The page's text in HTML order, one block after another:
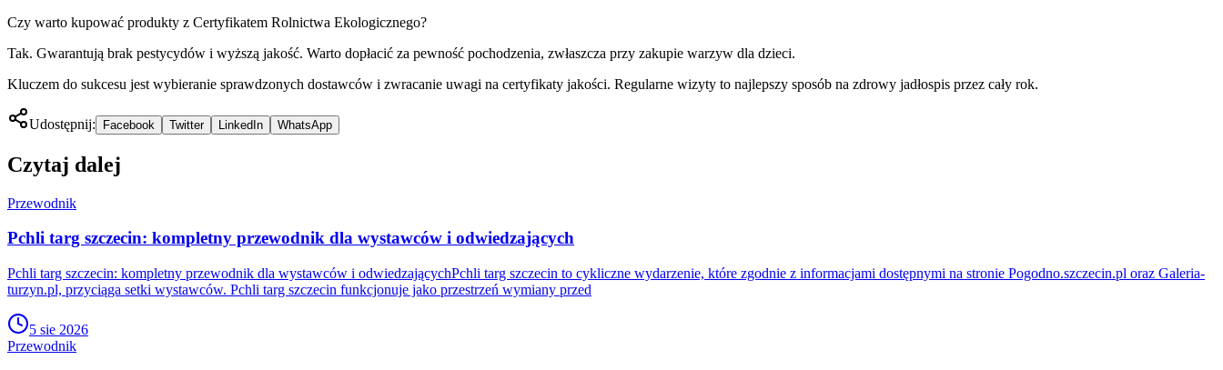
Czy warto kupować produkty z Certyfikatem Rolnictwa Ekologicznego?
Tak. Gwarantują brak pestycydów i wyższą jakość. Warto dopłacić za pewność pochodzenia, zwłaszcza przy zakupie warzyw dla dzieci.
Kluczem do sukcesu jest wybieranie sprawdzonych dostawców i zwracanie uwagi na certyfikaty jakości. Regularne wizyty to najlepszy sposób na zdrowy jadłospis przez cały rok.
Udostępnij: Facebook Twitter LinkedIn WhatsApp
Czytaj dalej
Przewodnik
Pchli targ szczecin: kompletny przewodnik dla wystawców i odwiedzających
Pchli targ szczecin: kompletny przewodnik dla wystawców i odwiedzającychPchli targ szczecin to cykliczne wydarzenie, które zgodnie z informacjami dostępnymi na stronie Pogodno.szczecin.pl oraz Galeria-
turzyn.pl, przyciąga setki wystawców. Pchli targ szczecin funkcjonuje jako przestrzeń wymiany przed
5 sie 2026
Przewodnik